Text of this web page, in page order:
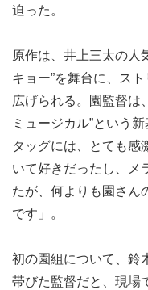
迫った。
原作は、井上三太の人
キョー”を舞台に、ス
広げられる。園監督は
ミュージカル”という
タッグには、とても感
いて好きだったし、メ
たが、何よりも園さん
です」。
初の園組について、鈴
帯びた監督だと、現場